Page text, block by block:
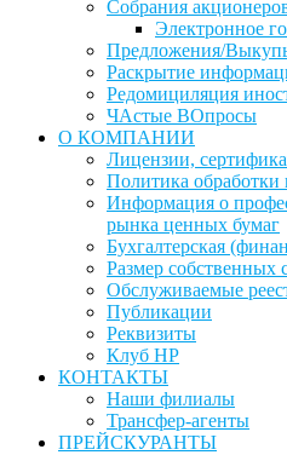
Собрания
Электронное
Предложения/
Раскрытие
Редомициляция
ЧАстые ВОпросы
О КОМПАНИИ
Лицензии,
Политика
Информация о
рынка ценных бумаг
Бухгалтерская
Размер собственных
Обслуживаемые
Публикации
Реквизиты
Клуб НР
КОНТАКТЫ
Наши филиалы
Трансфер-агенты
ПРЕЙСКУРАНТЫ